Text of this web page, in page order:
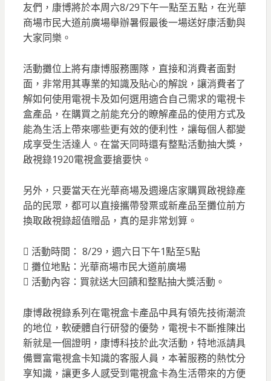
友們，康博將於本周六8/29下午一點至五點，在光華
商場市民大道前廣場舉辦暑假最後一場送好康活動與
大家同樂。
活動攤位上將有康博服務團隊，直接和消費者面對
面，非常用其專業的知識及貼心的解說，讓消費者了
解如何使用電視卡及如何選用適合自己需求的電視卡
盒產品，在購買之前能充分的瞭解產品的使用方式及
能為生活上帶來哪些更有效的便利性，讓每個人都變
成享受生活達人。在當天同時還有整點活動抽大獎，
啟視錄1920電視盒要搶要快。
另外，只要當天在光華商場及週邊店家購買啟視錄產
品的民眾，都可以直接攜帶發票或新產品至攤位前方
換取啟視錄超值贈品，真的是非常划算。
 活動時間： 8/29，週六日下午1點至5點
 攤位地點：光華商場市民大道前廣場
 活動內容：買就送大回饋和整點抽大獎活動。
康博啟視錄系列在電視盒卡產品中具有領先技術潮流
的地位，軟硬體自行研發的優勢，電視卡不斷推陳出
新就是一個證明，康博科技於此次活動，特地派請具
備豐富電視盒卡知識的客服人員，本著服務的熱忱分
享知識，讓更多人感受到電視盒卡為生活帶來的方便